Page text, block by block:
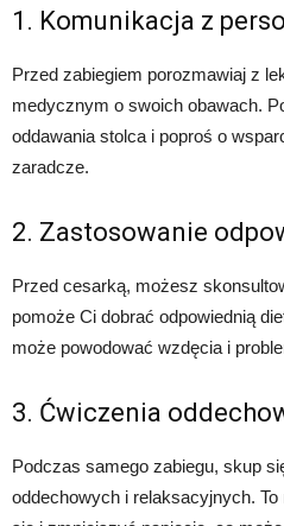
1. Komunikacja z
Przed zabiegiem porozmawiaj z
medycznym o swoich obawach.
oddawania stolca i poproś o
zaradcze.
2. Zastosowanie
Przed cesarką, możesz
pomoże Ci dobrać odpowiednią
może powodować wzdęcia i
3. Ćwiczenia
Podczas samego zabiegu, skup
oddechowych i relaksacyjnych.